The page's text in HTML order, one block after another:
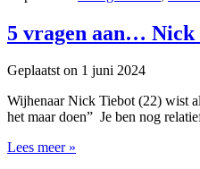
5 vragen aan… Nick
Geplaatst on 1 juni 2024
Wijhenaar Nick Tiebot (22) wist
het maar doen” Je ben nog
Lees meer »